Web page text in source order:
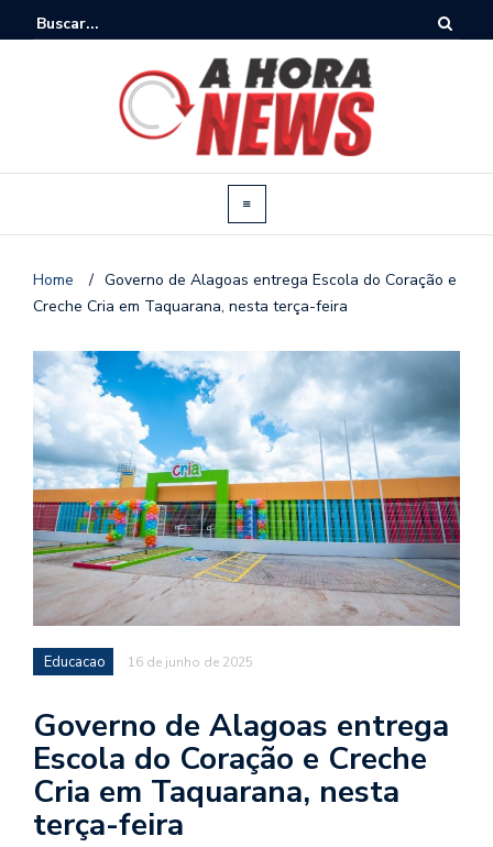
Home / Governo de Alagoas entrega Escola do Coração e
Creche Cria em Taquarana, nesta terça-feira
Educacao 16 de junho de 2025
Governo de Alagoas entrega
Escola do Coração e Creche
Cria em Taquarana, nesta
terça-feira